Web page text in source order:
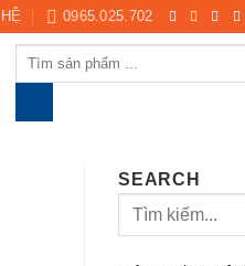
0965.025.702
SEARCH